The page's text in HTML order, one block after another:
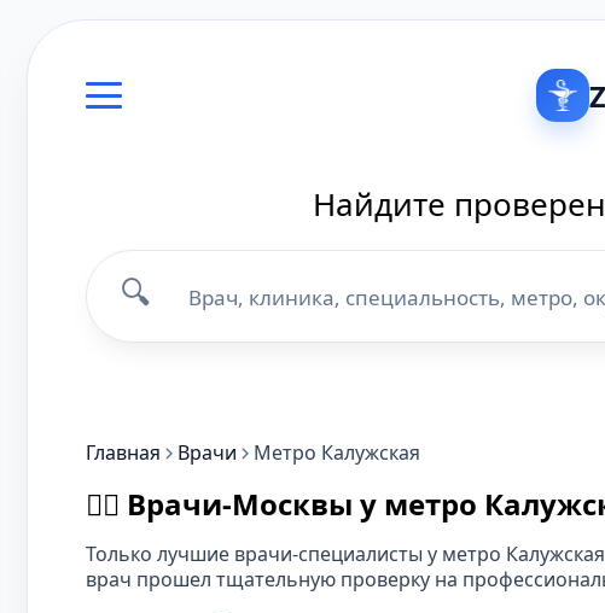
Найдите
🔍
Главная Врачи Метро Калужская
👨‍⚕️ Врачи-Москвы у метро
Только лучшие врачи-специалисты у метро
врач прошел тщательную проверку на